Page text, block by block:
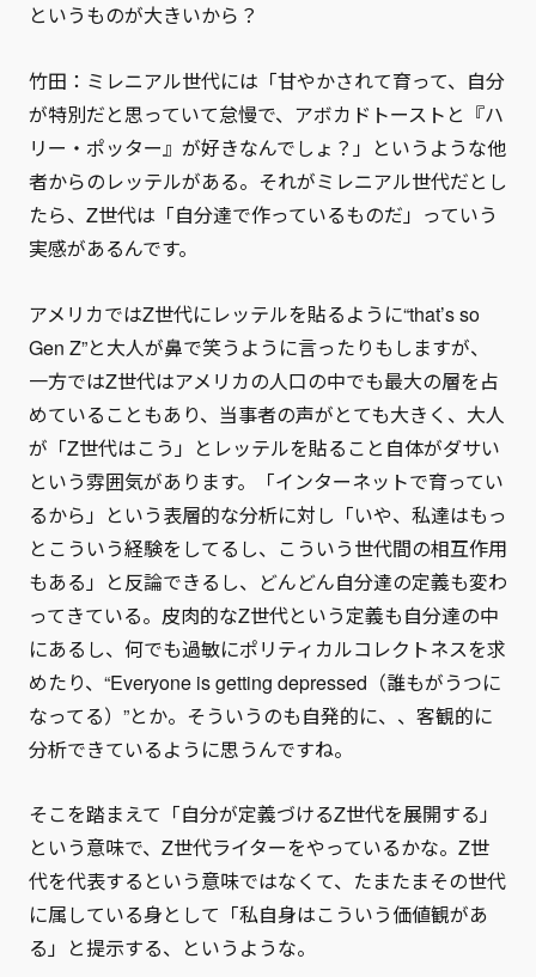
というものが大きいから？
竹田：ミレニアル世代には「甘やかされて育って、自分
が特別だと思っていて怠慢で、アボカドトーストと『ハ
リー・ポッター』が好きなんでしょ？」というような他
者からのレッテルがある。それがミレニアル世代だとし
たら、Z世代は「自分達で作っているものだ」っていう
実感があるんです。
アメリカではZ世代にレッテルを貼るように“that’s so
Gen Z”と大人が鼻で笑うように言ったりもしますが、
一方ではZ世代はアメリカの人口の中でも最大の層を占
めていることもあり、当事者の声がとても大きく、大人
が「Z世代はこう」とレッテルを貼ること自体がダサい
という雰囲気があります。「インターネットで育ってい
るから」という表層的な分析に対し「いや、私達はもっ
とこういう経験をしてるし、こういう世代間の相互作用
もある」と反論できるし、どんどん自分達の定義も変わ
ってきている。皮肉的なZ世代という定義も自分達の中
にあるし、何でも過敏にポリティカルコレクトネスを求
めたり、“Everyone is getting depressed（誰もがうつに
なってる）”とか。そういうのも自発的に、、客観的に
分析できているように思うんですね。
そこを踏まえて「自分が定義づけるZ世代を展開する」
という意味で、Z世代ライターをやっているかな。Z世
代を代表するという意味ではなくて、たまたまその世代
に属している身として「私自身はこういう価値観があ
る」と提示する、というような。